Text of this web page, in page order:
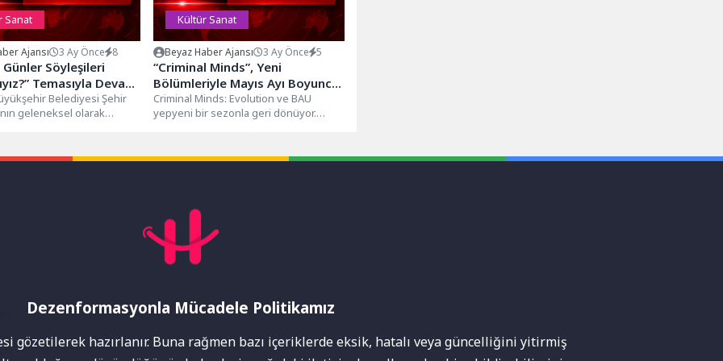
Sanat
Ajansı 3 Ay Önce 8
Günler Söyleşileri
Temasıyla Devam
Belediyesi Şehir
geleneksel olarak
devam...
Kültür Sanat
Beyaz Haber Ajansı 3 Ay Önce 5
“Criminal Minds”, Yeni
Bölümleriyle Mayıs Ayı Boyunca
Perşembe Günleri 21.30’da FX
Ekranlarında!
Criminal Minds: Evolution ve BAU
yepyeni bir sezonla geri dönüyor.
Dezenformasyonla Mücadele Politikamız
gözetilerek hazırlanır. Buna rağmen bazı içeriklerde eksik, hatalı veya güncelliğini yitirmiş